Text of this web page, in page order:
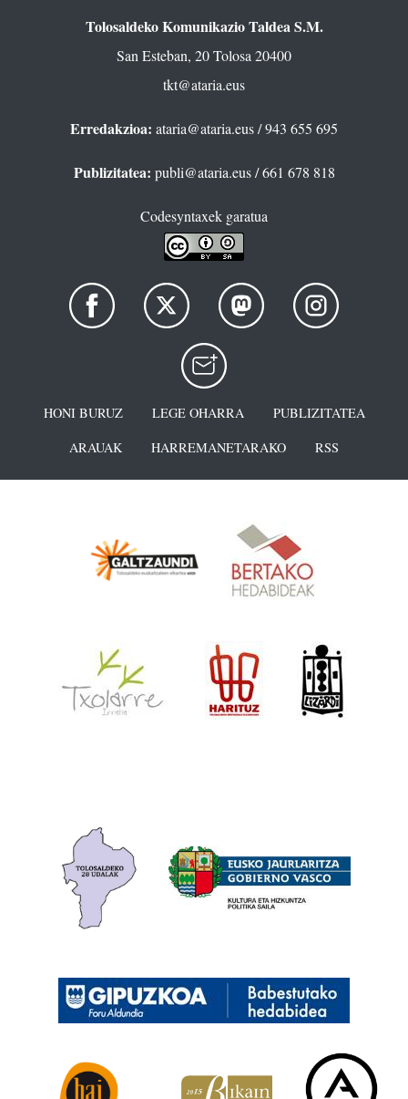
Tolosaldeko Komunikazio Taldea S.M.
San Esteban, 20 Tolosa 20400
tkt@ataria.eus
Erredakzioa: ataria@ataria.eus/ 943 655 695
Publizitatea: publi@ataria.eus/ 661 678 818
Codesyntaxek garatua
HONI BURUZ LEGE OHARRA
PUBLIZITATEA
ARAUAK
HARREMANETARAKO RSS